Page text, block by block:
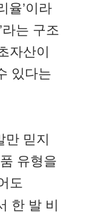
율’이라
라는 구조
자산이
있다는
만 믿지
유형을
도
한 발 비